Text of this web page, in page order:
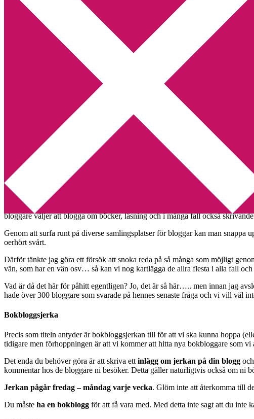
Hem
Boktolva
Författarfemman
Kontakt
Webbshop Amazon
Utskriftscentralen
Min tv-blogg
You are here:Home Bokbloggsjerka Bokbloggsjerka
Bokbloggsjerka
2010-07-30 Annika
Intresset för att
internetstatistik
så
bloggare väljer att blogga om böcker, läsning och i många fall också
Genom att surfa runt på diverse samlingsplatser för bloggar kan man snappa
oerhört svårt.
Därför tänkte jag göra ett försök att snoka reda på så många som möjligt
vän, som har en vän osv… så kan vi nog kartlägga de allra flesta i alla fall
Vad är då det här för påhitt egentligen? Jo, det är så här….. men innan jag
hade över 300 bloggare som svarade på hennes senaste fråga och vi vill väl
Bokbloggsjerka
Precis som titeln antyder är bokbloggsjerkan till för att vi ska kunna hoppa
tidigare men förhoppningen är att vi kommer att hitta nya bokbloggare som vi
Det enda du behöver göra är att skriva ettinlägg om jerkan på din blogg
kommentar hos de bloggare ni besöker. Detta gäller naturligtvis också om ni
Jerkan pågår fredag – måndag varje vecka. Glöm inte att återkomma till
Du måste ha en bokblogg för att få vara med. Med detta inte sagt att du inte